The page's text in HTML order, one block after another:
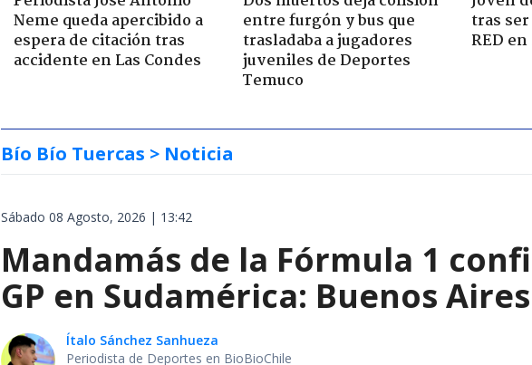
Neme queda apercibido a
espera de citación tras
accidente en Las Condes
entre furgón y bus que
trasladaba a jugadores
juveniles de Deportes
Temuco
tras
RED
Bío Bío Tuercas > Noticia
Sábado 08 Agosto, 2026 | 13:42
Mandamás de la Fórmula 1
GP en Sudamérica: Buenos
Ítalo Sánchez Sanhueza
Periodista de Deportes en BioBioChile